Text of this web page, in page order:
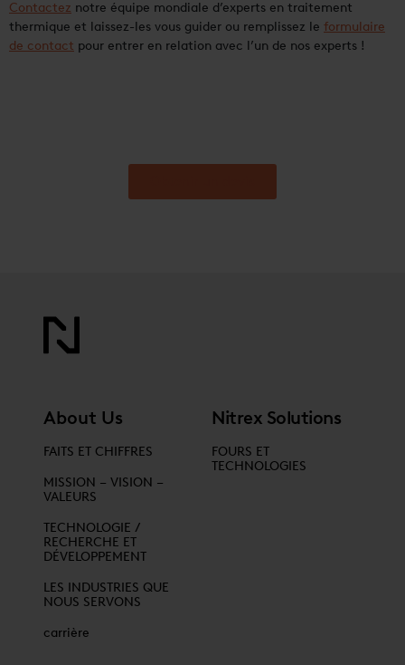
Contactez notre équipe mondiale d’experts en traitement
thermique et laissez-les vous guider ou remplissez le formulaire
de contact pour entrer en relation avec l’un de nos experts !
About Us
FAITS ET CHIFFRES
MISSION – VISION –
VALEURS
TECHNOLOGIE /
RECHERCHE ET
DÉVELOPPEMENT
LES INDUSTRIES QUE
NOUS SERVONS
carrière
Nitrex Solutions
FOURS ET
TECHNOLOGIES